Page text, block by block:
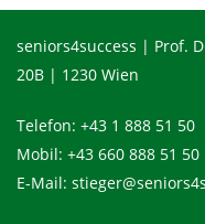
seniors4success | Prof.
20B | 1230 Wien
Telefon: +43 1 888 51 50
Mobil: +43 660 888 51 50
E-Mail: